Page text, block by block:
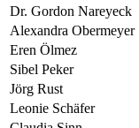
Dr. Gordon Nareyeck
Alexandra Obermeyer
Eren Ölmez
Sibel Peker
Jörg Rust
Leonie Schäfer